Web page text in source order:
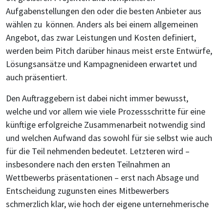
Aufgabenstellungen den oder die besten Anbieter aus
wählen zu können. Anders als bei einem allgemeinen
Angebot, das zwar Leistungen und Kosten definiert,
werden beim Pitch darüber hinaus meist erste Entwürfe,
Lösungsansätze und Kampagnenideen erwartet und
auch präsentiert.
Den Auftraggebern ist dabei nicht immer bewusst,
welche und vor allem wie viele Prozessschritte für eine
künftige erfolgreiche Zusammenarbeit notwendig sind
und welchen Aufwand das sowohl für sie selbst wie auch
für die Teil nehmenden bedeutet. Letzteren wird –
insbesondere nach den ersten Teilnahmen an
Wettbewerbs präsentationen – erst nach Absage und
Entscheidung zugunsten eines Mitbewerbers
schmerzlich klar, wie hoch der eigene unternehmerische